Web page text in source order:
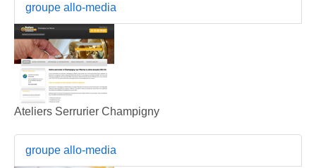
groupe allo-media
Ateliers Serrurier Champigny
groupe allo-media